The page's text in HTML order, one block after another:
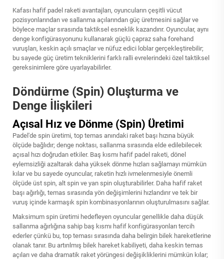
Kafası hafif padel raketi avantajları, oyuncuların çeşitli vücut
pozisyonlarından ve sallanma açılarından güç üretmesini sağlar ve
böylece maçlar sırasında taktiksel esneklik kazandırır. Oyuncular, aynı
denge konfigürasyonunu kullanarak güçlü çapraz saha forehand
vuruşları, keskin açılı smaçlar ve nüfuz edici loblar gerçekleştirebilir;
bu sayede güç üretim tekniklerini farklı ralli evrelerindeki özel taktiksel
gereksinimlere göre uyarlayabilirler.
Döndürme (Spin) Oluşturma ve
Denge İlişkileri
Açısal Hız ve Dönme (Spin) Üretimi
Padel'de spin üretimi, top temas anındaki raket başı hızına büyük
ölçüde bağlıdır; denge noktası, sallanma sırasında elde edilebilecek
açısal hızı doğrudan etkiler. Baş kısmı hafif padel raketi, dönel
eylemsizliği azaltarak daha yüksek dönme hızları sağlamayı mümkün
kılar ve bu sayede oyuncular, raketin hızlı ivmelenmesiyle önemli
ölçüde üst spin, alt spin ve yan spin oluşturabilirler. Daha hafif raket
başı ağırlığı, temas sırasında yön değişimlerini hızlandırır ve tek bir
vuruş içinde karmaşık spin kombinasyonlarının oluşturulmasını sağlar.
Maksimum spin üretimi hedefleyen oyuncular genellikle daha düşük
sallanma ağırlığına sahip baş kısmı hafif konfigürasyonları tercih
ederler çünkü bu, top teması sırasında daha belirgin bilek hareketlerine
olanak tanır. Bu artırılmış bilek hareket kabiliyeti, daha keskin temas
açıları ve daha dramatik raket yörüngesi değişikliklerini mümkün kılar;